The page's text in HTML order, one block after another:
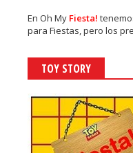
EnOh My Fiesta!
para Fiestas, pero los
TOY STORY